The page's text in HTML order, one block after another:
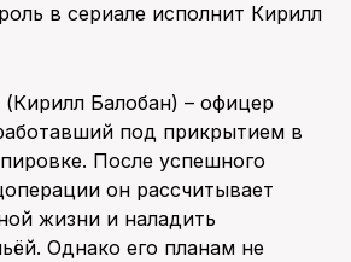
в сериале исполнит Кирилл
Балобан) – офицер
под прикрытием в
После успешного
он рассчитывает
жизни и наладить
Однако его планам не